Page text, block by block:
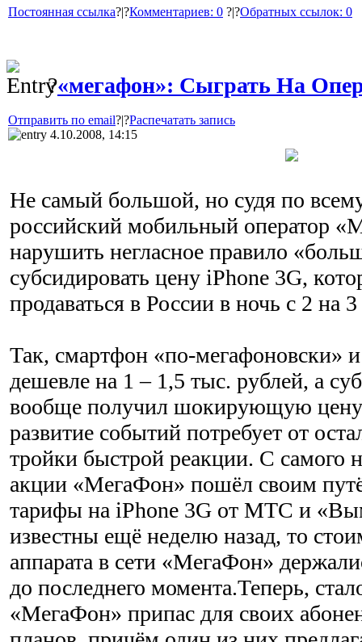
Постоянная ссылка?|?Комментариев: 0 ?|?Обратных ссылок: 0
?«мегафон»: Сыграть На
Отправить по email?|?Распечатать запись
4.10.2008, 14:15
Не самый большой, но судя по
российский мобильный оператор
нарушить негласное правило
субсидировать цену iPhone 3G,
продаваться в России в ночь с 2 на
Так, смартфон «по-мегафоновски»
дешевле на 1 – 1,5 тыс. рублей, а
вообще получил шокирующую цену
развитие событий потребует от
тройки быстрой реакции. С самого
акции «МегаФон» пошёл своим
тарифы на iPhone 3G от МТС и
известны ещё неделю назад, то
аппарата в сети «МегаФон»
до последнего момента.Теперь,
«МегаФон» припас для своих